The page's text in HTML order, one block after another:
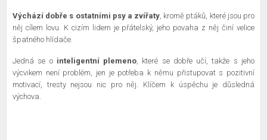
Výchází dobře s ostatními psy a zvířaty, kromě ptáků, které jsou pro
něj cílem lovu. K cizím lidem je přátelský, jeho povaha z něj činí velice
špatného hlídače.
Jedná se ointeligentní plemeno, které se dobře učí, takže s jeho
výcvikem není problém, jen je potřeba k němu přistupovat s pozitivní
motivací, tresty nejsou nic pro něj. Klíčem k úspěchu je důsledná
výchova.